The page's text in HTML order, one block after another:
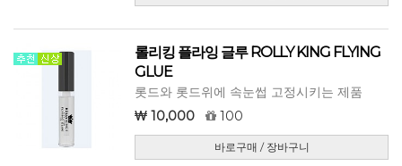
롤리킹 플라잉 글루 ROLLY KING FLYING
GLUE
롯드와 롯드위에 속눈썹 고정시키는 제품
10,000
100
바로구매 / 장바구니